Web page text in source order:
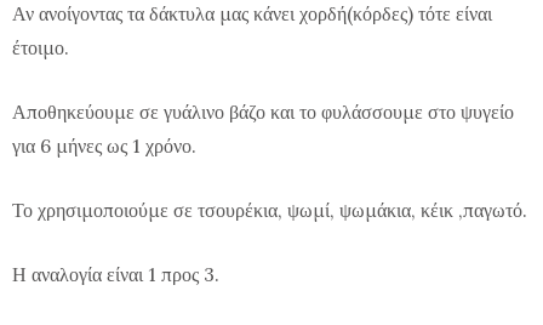
Αν ανοίγοντας τα δάκτυλα μας κάνει χορδή(κόρδες) τότε είναι
έτοιμο.
Αποθηκεύουμε σε γυάλινο βάζο και το φυλάσσουμε στο ψυγείο
για 6 μήνες ως 1 χρόνο.
Το χρησιμοποιούμε σε τσουρέκια, ψωμί, ψωμάκια, κέικ ,παγωτό.
Η αναλογία είναι 1 προς 3.